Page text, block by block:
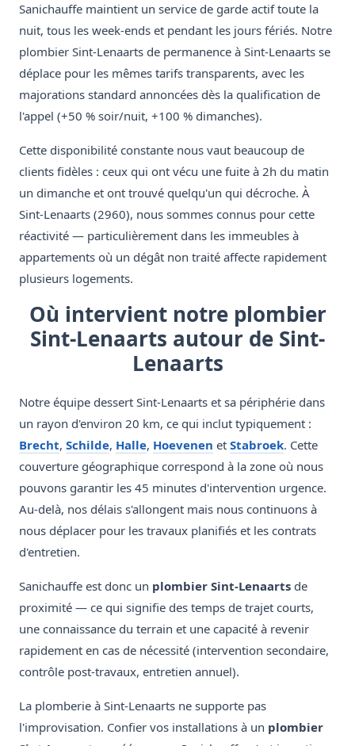
Sanichauffe maintient un service de garde actif toute la
nuit, tous les week-ends et pendant les jours fériés. Notre
plombier Sint-Lenaarts de permanence à Sint-Lenaarts se
déplace pour les mêmes tarifs transparents, avec les
majorations standard annoncées dès la qualification de
l'appel (+50 % soir/nuit, +100 % dimanches).
Cette disponibilité constante nous vaut beaucoup de
clients fidèles : ceux qui ont vécu une fuite à 2h du matin
un dimanche et ont trouvé quelqu'un qui décroche. À
Sint-Lenaarts (2960), nous sommes connus pour cette
réactivité — particulièrement dans les immeubles à
appartements où un dégât non traité affecte rapidement
plusieurs logements.
Où intervient notre plombier
Sint-Lenaarts autour de Sint-
Lenaarts
Notre équipe dessert Sint-Lenaarts et sa périphérie dans
un rayon d'environ 20 km, ce qui inclut typiquement :
Brecht, Schilde, Halle, Hoevenen et Stabroek. Cette
couverture géographique correspond à la zone où nous
pouvons garantir les 45 minutes d'intervention urgence.
Au-delà, nos délais s'allongent mais nous continuons à
nous déplacer pour les travaux planifiés et les contrats
d'entretien.
Sanichauffe est donc un plombier Sint-Lenaarts de
proximité — ce qui signifie des temps de trajet courts,
une connaissance du terrain et une capacité à revenir
rapidement en cas de nécessité (intervention secondaire,
contrôle post-travaux, entretien annuel).
La plomberie à Sint-Lenaarts ne supporte pas
l'improvisation. Confier vos installations à un plombier